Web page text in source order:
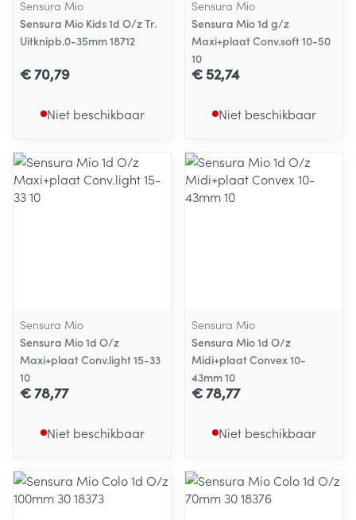
Sensura Mio
Sensura Mio Kids 1d O/z Tr.
Uitknipb.0-35mm 18712
€ 70,79
Niet beschikbaar
Sensura Mio
Sensura Mio 1d g/z
Maxi+plaat Conv.soft 10-50
10
€ 52,74
Niet beschikbaar
Sensura Mio
Sensura Mio 1d O/z
Maxi+plaat Conv.light 15-33
10
€ 78,77
Niet beschikbaar
Sensura Mio
Sensura Mio 1d O/z
Midi+plaat Convex 10-
43mm 10
€ 78,77
Niet beschikbaar